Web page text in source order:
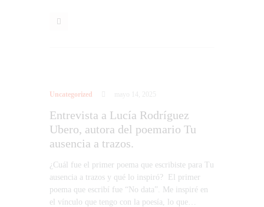
Uncategorized
Entrevista a Lucía Rodríguez
Ubero, autora del poemario Tu
ausencia a trazos.
¿Cuál fue el primer poema que escribiste para Tu
ausencia a trazos y qué lo inspiró? El primer
poema que escribí fue “No data”. Me inspiré en
el vínculo que tengo con la poesía, lo que…